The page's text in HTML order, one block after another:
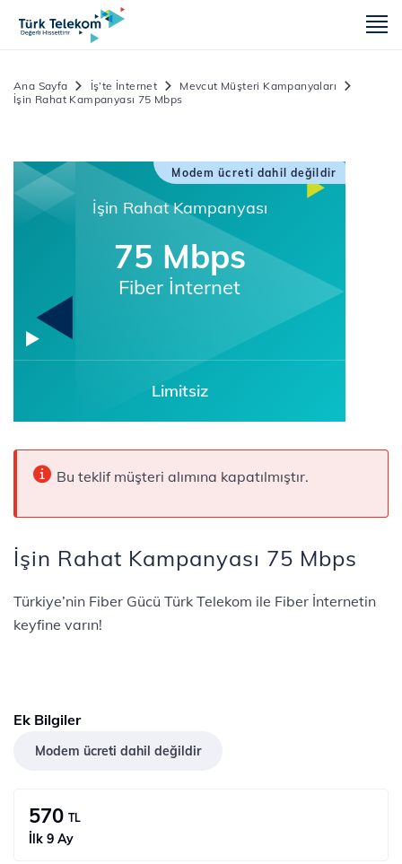
Ana Sayfa İş’te İnternet
Mevcut Müşteri Kampanyaları
İşin Rahat Kampanyası 75 Mbps
Modem ücreti dahil değildir
İşin Rahat Kampanyası
75 Mbps
Fiber İnternet
Limitsiz
Bu teklif müşteri alımına kapatılmıştır.
İşin Rahat Kampanyası 75 Mbps
Türkiye’nin Fiber Gücü Türk Telekom ile Fiber İnternetin
keyfine varın!
Ek Bilgiler
Modem ücreti dahil değildir
570 TL
İlk 9 Ay